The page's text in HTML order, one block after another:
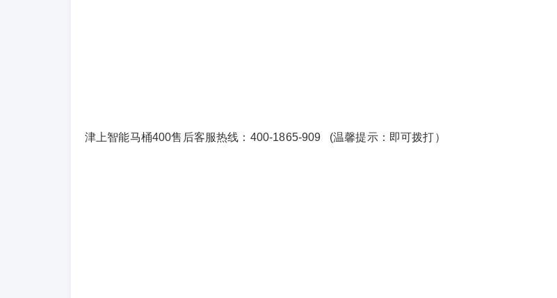
津上智能马桶400售后客服热线：400-1865-909 (温馨提示：即可拨打）